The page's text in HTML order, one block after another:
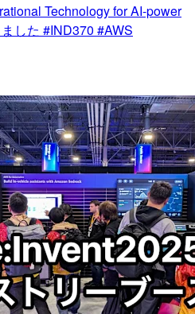
Technology for AI-power
した #IND370 #AWS